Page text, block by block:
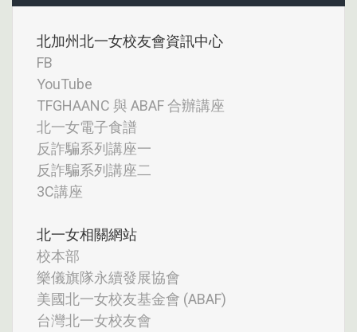
北加州北一女校友會資訊中心
FB
YouTube
TFGHAANC 與 ABAF 合辦講座
北一女電子食譜
反詐騙系列講座一
反詐騙系列講座二
3C講座
北一女相關網站
校本部
樂儀旗隊永續發展協會
美國北一女校友基金會 (ABAF)
台灣北一女校友會